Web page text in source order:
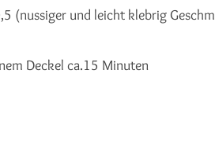
(nussiger und leicht klebrig
Deckel ca.15 Minuten